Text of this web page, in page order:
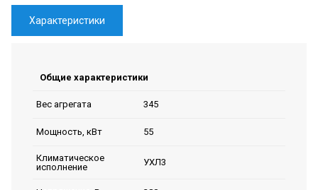
Характеристики
Общие характеристики
Вес агрегата 345
Мощность, кВт 55
Климатическое
исполнение
УХЛ3